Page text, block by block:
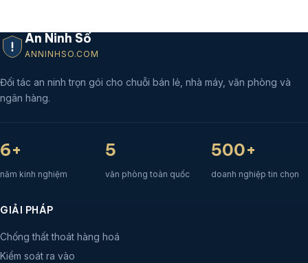
An Ninh Số
ANNINHSO.COM
Đối tác an ninh trọn gói cho chuỗi bán lẻ, nhà máy, văn phòng và
ngân hàng.
6+
năm kinh nghiệm
5
văn phòng toàn quốc
500+
doanh nghiệp tin chọn
GIẢI PHÁP
Chống thất thoát hàng hoá
Kiểm soát ra vào